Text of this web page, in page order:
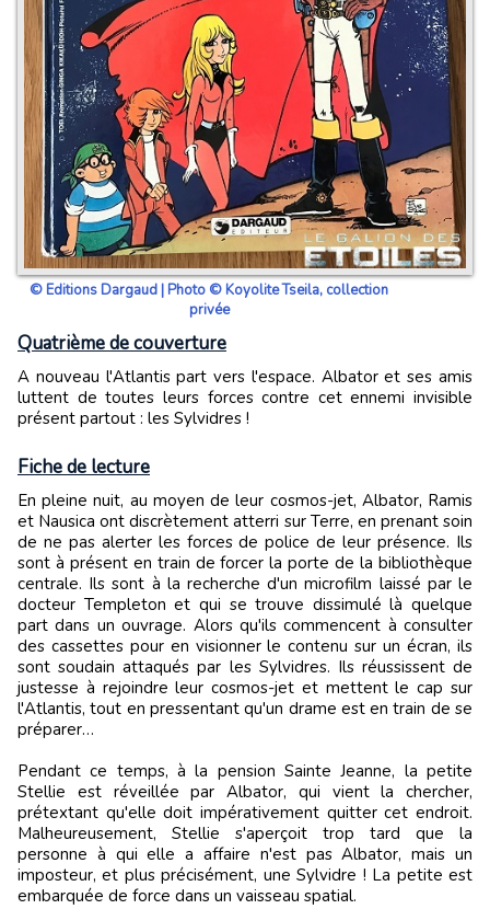
© Editions Dargaud | Photo © Koyolite Tseila, collection
privée
Quatrième de couverture
A nouveau l'Atlantis part vers l'espace. Albator et ses amis
luttent de toutes leurs forces contre cet ennemi invisible
présent partout : les Sylvidres !
Fiche de lecture
En pleine nuit, au moyen de leur cosmos-jet, Albator, Ramis
et Nausica ont discrètement atterri sur Terre, en prenant soin
de ne pas alerter les forces de police de leur présence. Ils
sont à présent en train de forcer la porte de la bibliothèque
centrale. Ils sont à la recherche d'un microfilm laissé par le
docteur Templeton et qui se trouve dissimulé là quelque
part dans un ouvrage. Alors qu'ils commencent à consulter
des cassettes pour en visionner le contenu sur un écran, ils
sont soudain attaqués par les Sylvidres. Ils réussissent de
justesse à rejoindre leur cosmos-jet et mettent le cap sur
l'Atlantis, tout en pressentant qu'un drame est en train de se
préparer…
Pendant ce temps, à la pension Sainte Jeanne, la petite
Stellie est réveillée par Albator, qui vient la chercher,
prétextant qu'elle doit impérativement quitter cet endroit.
Malheureusement, Stellie s'aperçoit trop tard que la
personne à qui elle a affaire n'est pas Albator, mais un
imposteur, et plus précisément, une Sylvidre ! La petite est
embarquée de force dans un vaisseau spatial.